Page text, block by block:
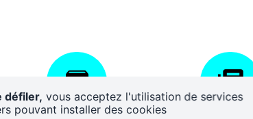
défiler, vous acceptez l'utilisation de services
pouvant installer des cookies